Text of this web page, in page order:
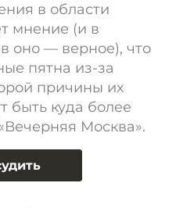
в области
мнение (и в
оно — верное), что
пятна из-за
причины их
быть куда более
Москва».